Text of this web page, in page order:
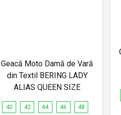
Geacă Moto Damă de Vară
din Textil BERING LADY
ALIAS QUEEN SIZE
40 42 44 46 48